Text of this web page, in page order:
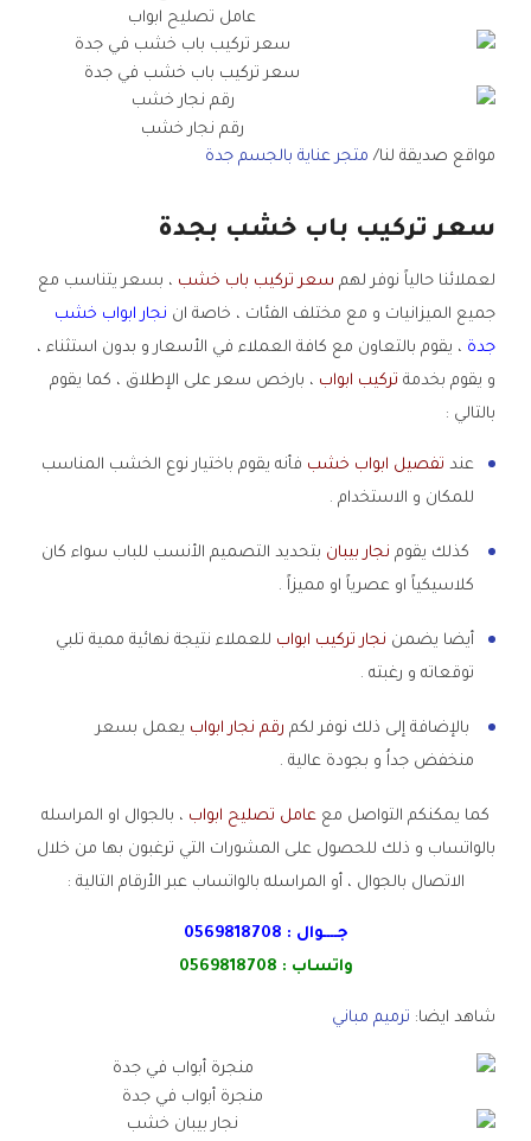
عامل تصليح ابواب
سعر تركيب باب خشب في جدة
رقم نجار خشب
مواقع صديقة لنا/ متجر عناية بالجسم جدة
سعر تركيب باب خشب بجدة
لعملائنا حالياً نوفر لهم سعر تركيب باب خشب ، بسعر يتناسب مع
جميع الميزانيات و مع مختلف الفئات ، خاصة ان نجار ابواب خشب
جدة ، يقوم بالتعاون مع كافة العملاء في الأسعار و بدون استثناء ،
و يقوم بخدمة تركيب ابواب ، بارخص سعر على الإطلاق ، كما يقوم
بالتالي :
عند تفصيل ابواب خشب فأنه يقوم باختيار نوع الخشب المناسب
للمكان و الاستخدام .
كذلك يقوم نجار بيبان بتحديد التصميم الأنسب للباب سواء كان
كلاسيكياً او عصرياً او مميزاً .
أيضا يضمن نجار تركيب ابواب للعملاء نتيجة نهائية ممية تلبي
توقعاته و رغبته .
بالإضافة إلى ذلك نوفر لكم رقم نجار ابواب يعمل بسعر
منخفض جداُ و بجودة عالية .
كما يمكنكم التواصل مع عامل تصليح ابواب ، بالجوال او المراسله
بالواتساب و ذلك للحصول على المشورات التي ترغبون بها من خلال
الاتصال بالجوال ، أو المراسله بالواتساب عبر الأرقام التالية :
جــــوال : 0569818708
واتساب :
شاهد ايضا: ترميم مباني
منجرة أبواب في جدة